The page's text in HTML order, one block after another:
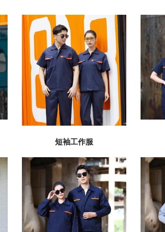
短袖工作服